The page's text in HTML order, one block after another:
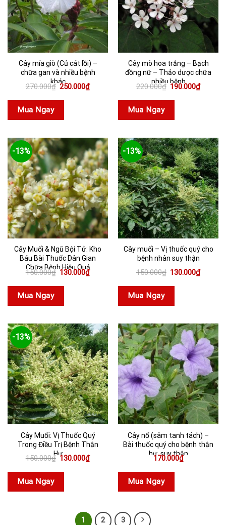
Cây mía giò (Củ cát lồi) –
chữa gan và nhiều bệnh
khác
270.000₫ Giá
gốc
là:
250.000₫Giá
hiện
Mua Ngay
Cây mò hoa trắng – Bạch
đồng nữ – Thảo dược chữa
nhiều bệnh
220.000₫ Giá
gốc
là:
190.000₫Giá
hiện
Mua Ngay
-13%
Cây Muối & Ngũ Bội Tử: Kho
Báu Bài Thuốc Dân Gian
Chữa Bệnh Hiệu Quả
150.000₫ Giá
là:
130.000₫Giá
hiện
Mua Ngay
-13%
Cây muối – Vị thuốc quý cho
bệnh nhân suy thận
150.000₫ Giá
là:
130.000₫Giá
hiện
Mua Ngay
-13%
Cây Muối: Vị Thuốc Quý
Trong Điều Trị Bệnh Thận
Hư
150.000₫ Giá
là:
130.000₫Giá
hiện
Mua Ngay
Cây nổ (sâm tanh tách) –
Bài thuốc quý cho bệnh thận
hư, suy thận
170.000₫
Mua Ngay
1 2 3